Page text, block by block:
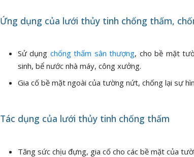
Ứng dụng của lưới thủy tinh chống thấm,
Sử dụng chống thấm sân thượng, cho bề mặt
sinh, bể nước nhà máy, công xưởng.
Gia cố bề mặt ngoài của tường nứt, chống lại sự
Tác dụng của lưới thủy tinh chống thấm
Tăng sức chịu đựng, gia cố cho các bề mặt của